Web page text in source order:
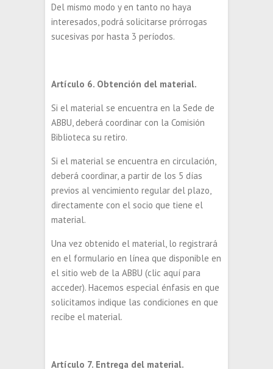
Del mismo modo y en tanto no haya
interesados, podrá solicitarse prórrogas
sucesivas por hasta 3 períodos.
Artículo 6. Obtención del material.
Si el material se encuentra en la Sede de
ABBU, deberá coordinar con la Comisión
Biblioteca su retiro.
Si el material se encuentra en circulación,
deberá coordinar, a partir de los 5 días
previos al vencimiento regular del plazo,
directamente con el socio que tiene el
material.
Una vez obtenido el material, lo registrará
en el formulario en línea que disponible en
el sitio web de la ABBU (clic aquí para
acceder). Hacemos especial énfasis en que
solicitamos indique las condiciones en que
recibe el material.
Artículo 7. Entrega del material.